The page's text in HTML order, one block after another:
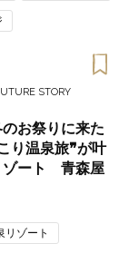
STORY
お祭りに来た
り温泉旅❞が叶
ート 青森屋
リゾート